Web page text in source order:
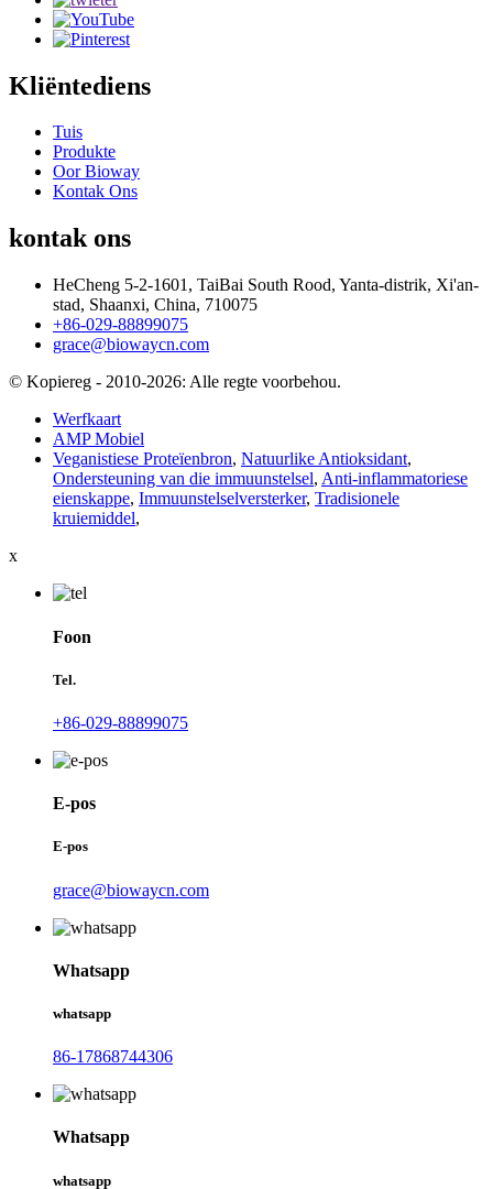
Kliëntediens
Tuis
Produkte
Oor Bioway
Kontak Ons
kontak ons
HeCheng 5-2-1601, TaiBai South Rood, Yanta-distrik, Xi'an-
stad, Shaanxi, China, 710075
+86-029-88899075
grace@biowaycn.com
© Kopiereg - 2010-2026: Alle regte voorbehou.
Werfkaart
AMP Mobiel
Veganistiese Proteïenbron, Natuurlike Antioksidant,
Ondersteuning van die immuunstelsel, Anti-inflammatoriese
eienskappe, Immuunstelselversterker, Tradisionele
kruiemiddel,
x
Foon
Tel.
+86-029-88899075
E-pos
E-pos
grace@biowaycn.com
Whatsapp
whatsapp
86-17868744306
Whatsapp
whatsapp